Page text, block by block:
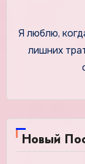
Я люблю,
лишних
Новый